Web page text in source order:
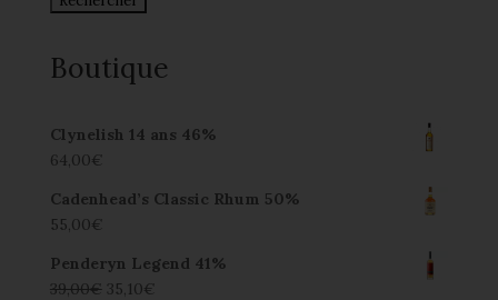
Boutique
Clynelish 14 ans 46%
64,00€
Cadenhead’s Classic Rhum 50%
55,00€
Penderyn Legend 41%
39,00€ 35,10€